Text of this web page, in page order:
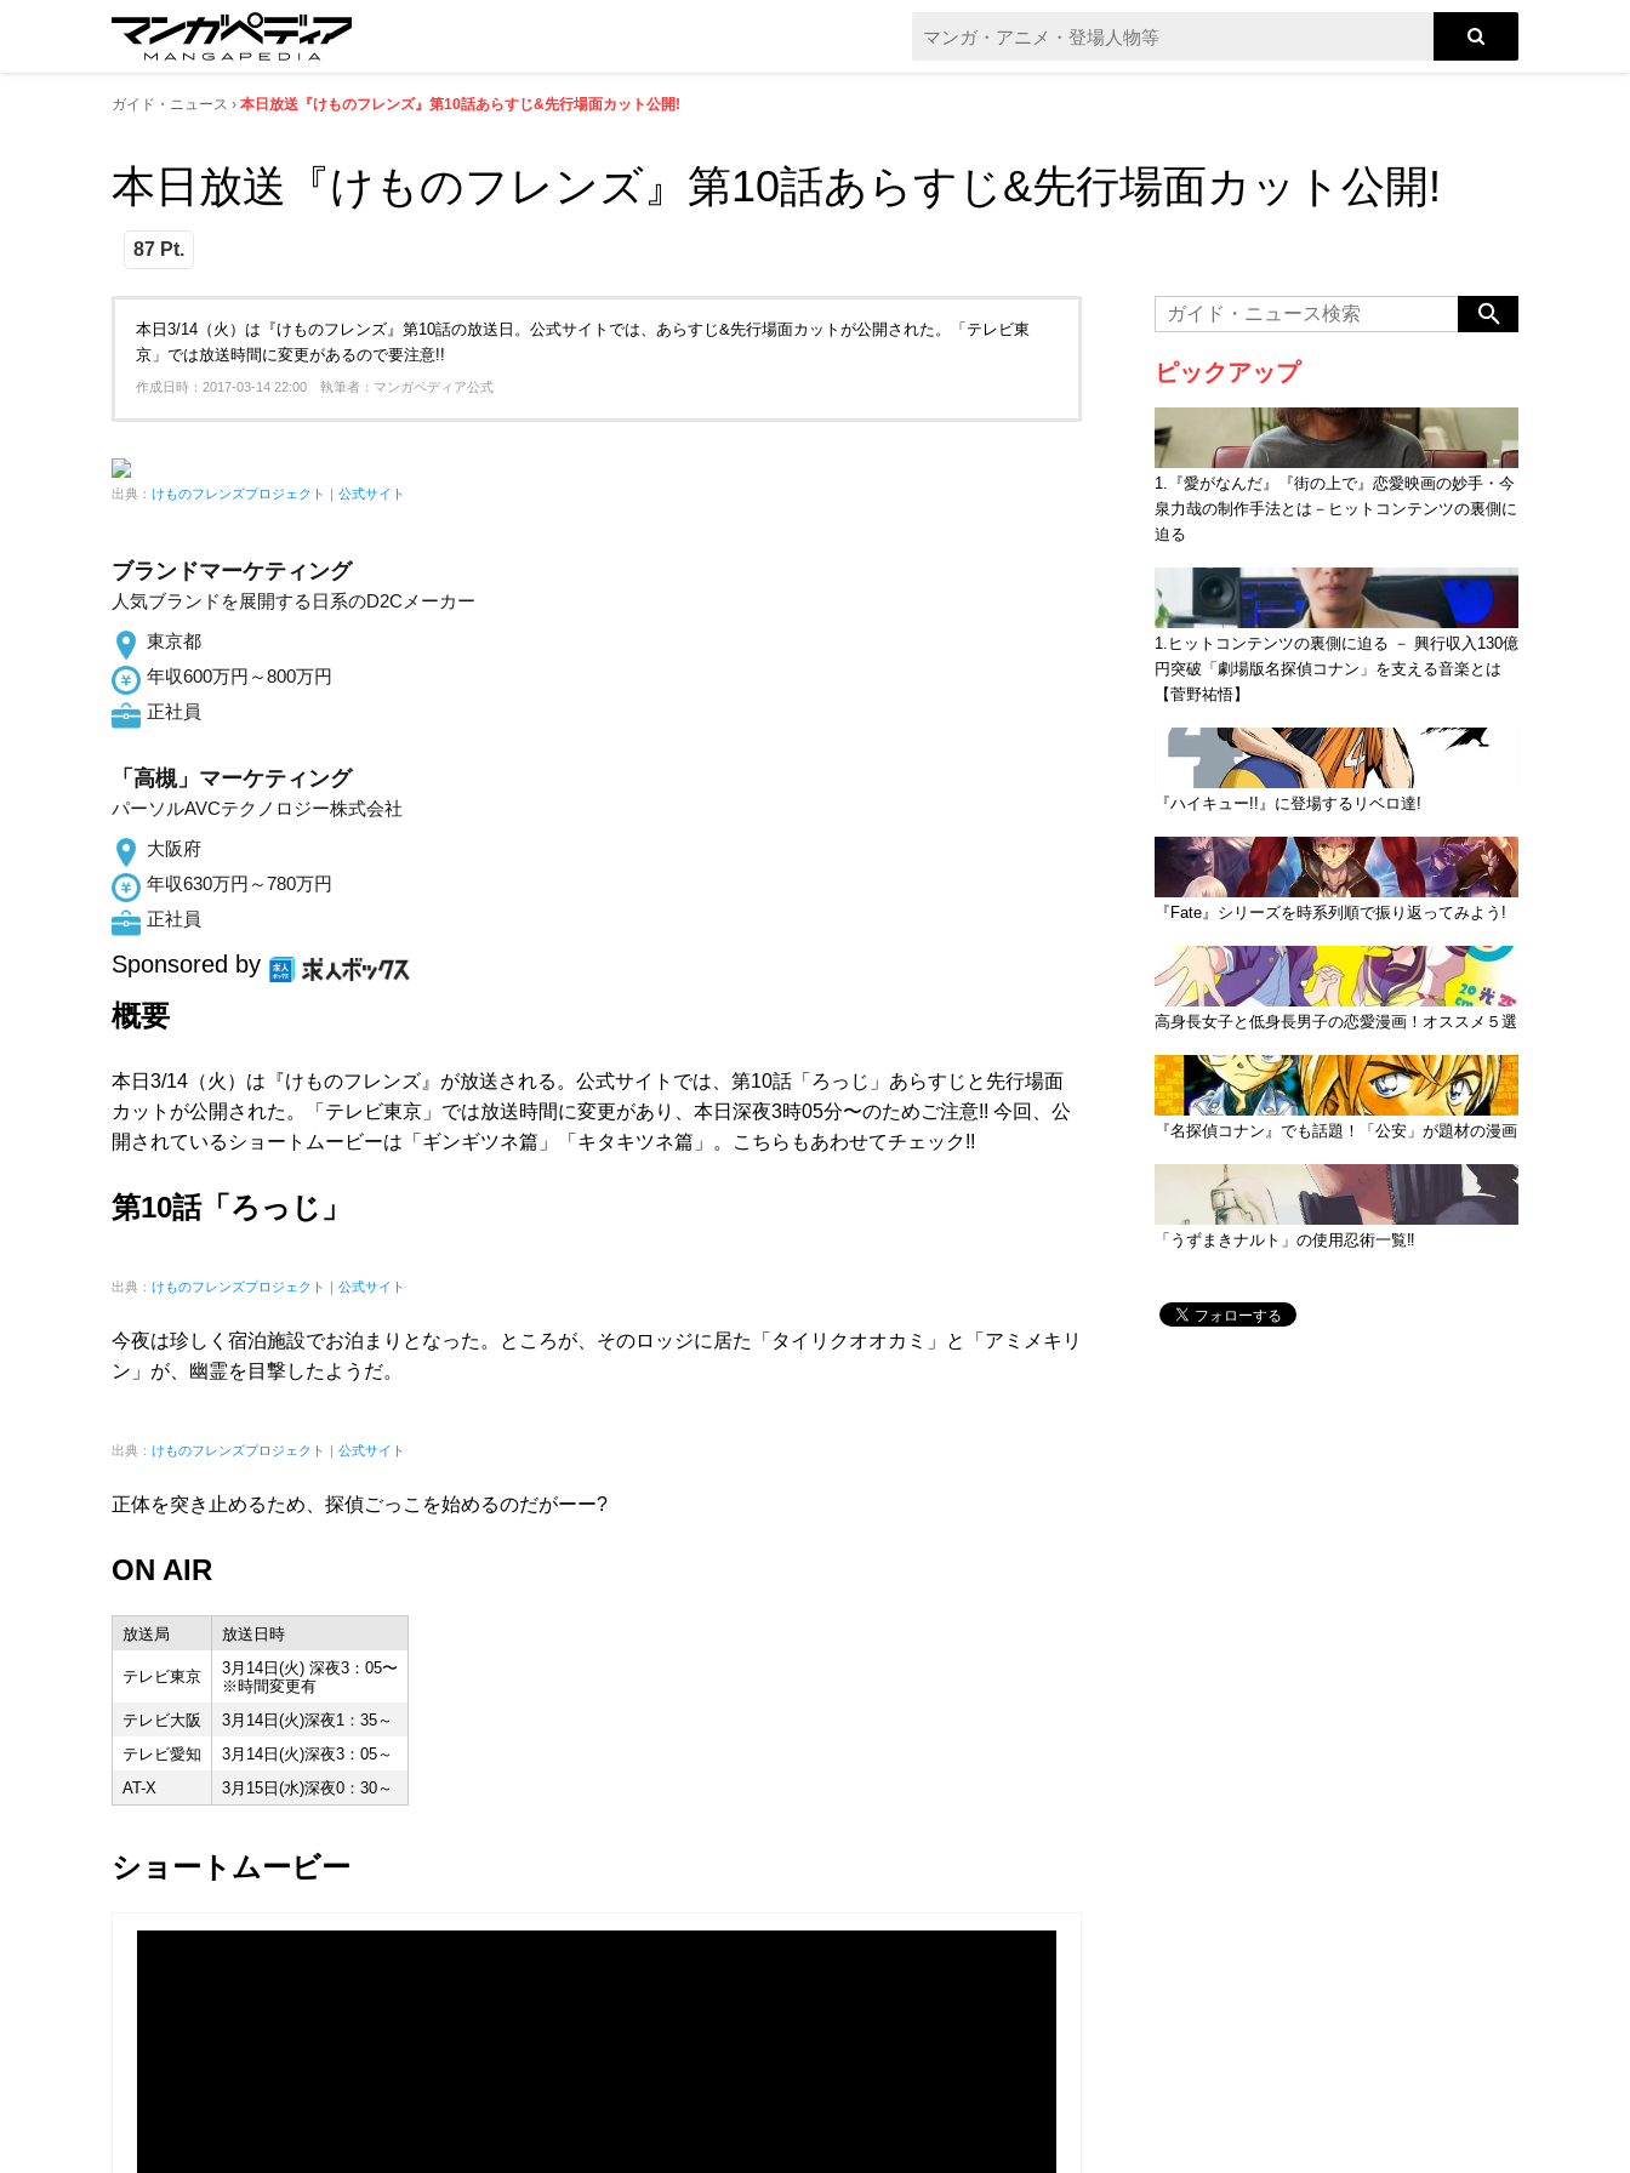
ガイド・ニュース 本日放送『けものフレンズ』第10話あらすじ&先行場面カット公開!
本日放送『けものフレンズ』第10話あらすじ&先行場面カット公開!
87 Pt.
本日3/14（火）は『けものフレンズ』第10話の放送日。公式サイトでは、あらすじ&先行場面カットが公開された。「テレビ東
京」では放送時間に変更があるので要注意!!
作成日時：2017-03-14 22:00 執筆者：マンガペディア公式
出典： けものフレンズプロジェクト｜公式サイト
ブランドマーケティング
人気ブランドを展開する日系のD2Cメーカー
東京都
年収600万円～800万円
正社員
「高槻」マーケティング
パーソルAVCテクノロジー株式会社
大阪府
年収630万円～780万円
正社員
Sponsored by
概要
本日3/14（火）は『けものフレンズ』が放送される。公式サイトでは、第10話「ろっじ」あらすじと先行場面
カットが公開された。「テレビ東京」では放送時間に変更があり、本日深夜3時05分〜のためご注意!! 今回、公
開されているショートムービーは「ギンギツネ篇」「キタキツネ篇」。こちらもあわせてチェック!!
第10話「ろっじ」
出典： けものフレンズプロジェクト｜公式サイト
今夜は珍しく宿泊施設でお泊まりとなった。ところが、そのロッジに居た「タイリクオオカミ」と「アミメキリ
ン」が、幽霊を目撃したようだ。
出典： けものフレンズプロジェクト｜公式サイト
正体を突き止めるため、探偵ごっこを始めるのだがーー?
ON AIR
放送局 放送日時
テレビ東京
3月14日(火) 深夜3：05〜
※時間変更有
テレビ大阪
3月14日(火)深夜1：35～
テレビ愛知
3月14日(火)深夜3：05～
AT-X
3月15日(水)深夜0：30～
ショートムービー
ピックアップ
1.『愛がなんだ』『街の上で』恋愛映画の妙手・今
泉力哉の制作手法とは－ヒットコンテンツの裏側に
迫る
1.ヒットコンテンツの裏側に迫る － 興行収入130億
円突破「劇場版名探偵コナン」を支える音楽とは
【菅野祐悟】
『ハイキュー!!』に登場するリベロ達!
『Fate』シリーズを時系列順で振り返ってみよう!
高身長女子と低身長男子の恋愛漫画！オススメ５選
『名探偵コナン』でも話題！「公安」が題材の漫画
「うずまきナルト」の使用忍術一覧‼